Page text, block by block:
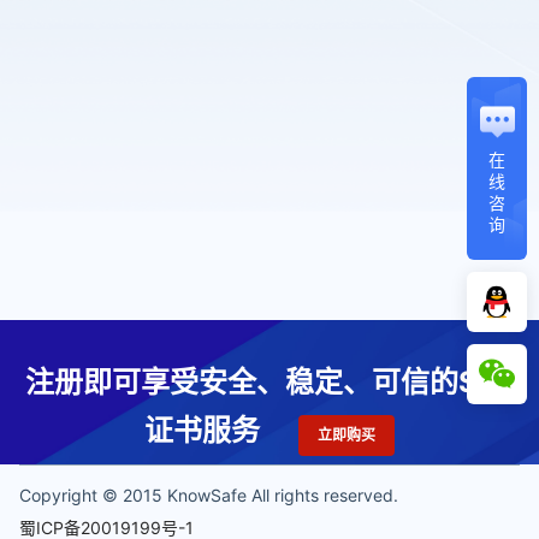
在
线
咨
询
注册即可享受安全、稳定、可信的SSL
证书服务
立即购买
Copyright © 2015 KnowSafe All rights reserved.
蜀ICP备20019199号-1